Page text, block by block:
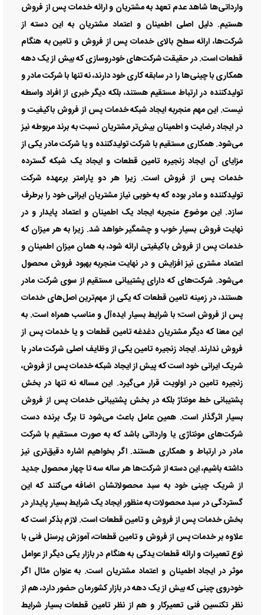
وارداتی‌ها شاهد عدم تعهد به مشتریان و ارائه خدمات پس از فروش
هستیم. دلیل اصلی اطمینان و اعتماد مشتریان به این دسته از
شرکت‌ها، ارائه سطح بالای خدمات پس از فروش و تامین به هنگام
قطعات است. در حقیقت شرکت‌های خودروسازی که بیش از یک دهه
همکاری با چینی‌ها را در سابقه کاری خود دارند، نه تنها با شرکت مادر و
تولیدکننده در ارتباط مستقیم هستند، بلکه دیگر خبری از افراد واسطه
نیست. این مهم منجربه ایجاد شبکه خدمات پس از فروش باکیفیت و
در ایجاد رضایت و اطمینان بیش‌تر مشتریان نسبت به برند مربوطه نیز
می‌شود. همکاری مستقیم با شرکت تولیدکننده و یا شرکت مادر یکی از
مزایای آن ایجاد زنجیره تامین قطعات و ایجاد یک شبکه گسترده
خدمات پس از فروش است. زیرا هر دو پارامتر برعهده شرکت
تولیدکننده و مادر بوده که به خوبی نیاز مشتریان ایرانی خود را برطرف
سازد. این موضوع منجربه ایجاد یک اطمینان و اعتماد پایدار و در
نهایت فروش بسیار خوب و چشمگیر خواهد شد. زیرا به هر میزان که
خدمات پس از فروش باکیفیتی ارائه شود، به همان میزان اطمینان و
اعتماد مشتری نیز افزایش و در نهایت منجربه بهبود فروش محصول
می‌شود. شرکت‌های که دارای پشتیبانی مستقیم از سوی شرکت مادر
هستند، در زمینه تامین قطعات که یکی از مهم‌ترین اصل‌های خدمات
پس از فروش است؛ با شرایط بسیار ایده‌آل و مناسب همراه است. به
این معنا که دیگر مشتریان دغدغه تامین قطعات و یا خدمات پس از
فروش ندارند. ایجاد زنجیره تامین یکی از وظایف اصلی شرکت مادر با
شریک ایرانی خود است که پیش از ایجاد شبکه خدمات پس از فروش،
زنجیره تامین در اولویت قرار می‌گیرد. این مساله نه تنها در بخش
پشتیبانی خط مونتاژ بلکه در بخش پشتیبانی خدمات پس از فروش
بسیار اثرگذار است. همین عامل باعث می‌شود تا برگ برنده دست
شرکت‌های مونتاژی یا وارداتی باشد که به صورت مستقیم با شرکت
مادر در ارتباط و همکاری هستند. اگر بخواهیم اشاره دقیق‌تری نیز
داشته باشیم، این دسته از شرکت‌ها هر ساله سه تا چهار محصول جدید
از شریک چینی خود به سبد محصولاتشان اضافه می‌کنند که این
گستردگی در سبد محصولات به منظور ایجاد یک شرایط بسیار پایدار در
بخش خدمات پس از فروش و تامین قطعات است. لازم بذکر است که
علاوه بر خدمات پس از فروش و تامین قطعات، آموزش پرسنل فنی با
نوع تعمیرات و ارائه قطعات یدکی به هنگام در بازار یکی دیگر از عوامل
موثر در ایجاد اطمینان و اعتماد مشتریان است. به عنوان مثال اگر
خودروی چینی که بیش از یک دهه در بازار کشورمان حضور دارد، هم از
نظر تکنسین فنی تعمیرکار و هم از نظر تامین قطعات بسیار شرایط